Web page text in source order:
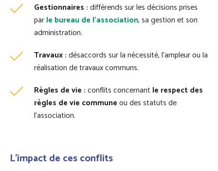
Gestionnaires :différends sur les décisions prises
parle bureau de l'association, sa gestion et son
administration.
Travaux :désaccords sur la nécessité, l'ampleur ou la
réalisation de travaux communs.
Règles de vie :conflits concernant le respect des
règles de vie communeou des statuts de
l'association.
L’impact de ces conflits